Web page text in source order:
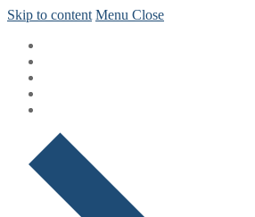
Skip to content Menu Close